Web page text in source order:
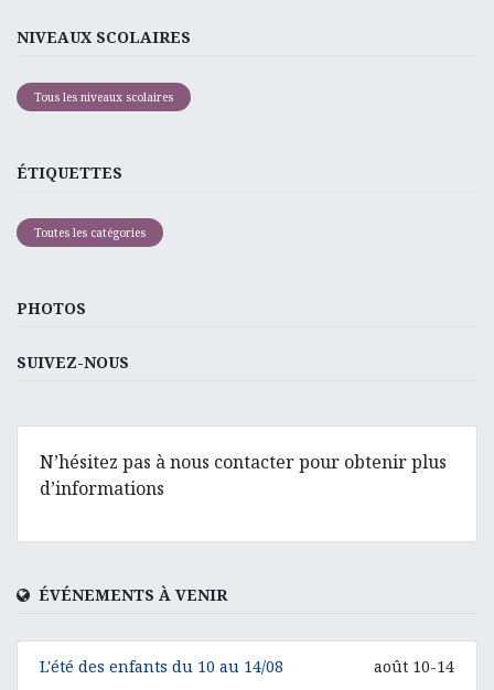
NIVEAUX SCOLAIRES
Tous les niveaux scolaires
ÉTIQUETTES
Toutes les catégories
PHOTOS
SUIVEZ-NOUS
N’hésitez pas à nous contacter pour obtenir plus
d’informations
ÉVÉNEMENTS À VENIR
L'été des enfants du 10 au 14/08 août 10-14